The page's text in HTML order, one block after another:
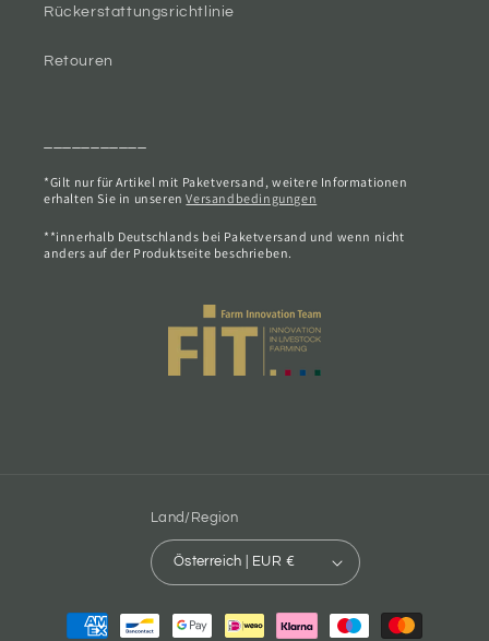
Rückerstattungsrichtlinie
Retouren
*Gilt nur für Artikel mit Paketversand, weitere Informationen
erhalten Sie in unserenVersandbedingungen
**innerhalb Deutschlands bei Paketversand und wenn nicht
anders auf der Produktseite beschrieben.
Land/Region
Österreich | EUR €
Zahlungsmethoden